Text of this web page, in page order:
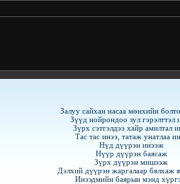
Залуу сайхан насаа мөнхийн
Зүүд нойрондоо зул гэрэлттэл
Зүрх сэтгэлдээ хайр амилтал
Тас тас инээ, татаж унатлаа
Нүд дүүрэн инээж
Нүүр дүүрэн баясаж
Зүрх дүүрэн мишээж
Дэлхий дүүрэн жаргалаар бялхаж
Инээдмийн баярын мэнд